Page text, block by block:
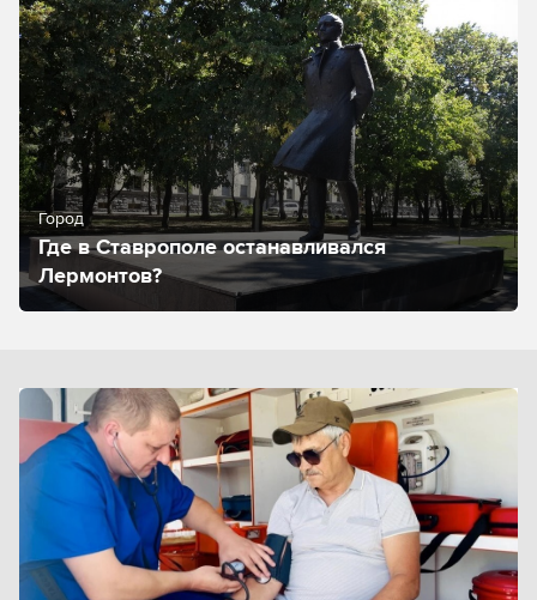
Город
Где в Ставрополе останавливался
Лермонтов?